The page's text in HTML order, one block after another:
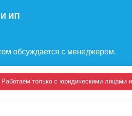
ИП
обсуждается с менеджером.
Работаем только с юридическими лицами